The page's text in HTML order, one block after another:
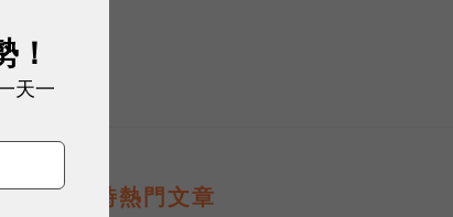
即時熱門文章
天一